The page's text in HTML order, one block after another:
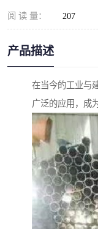
阅 读 量： 207
产品描述
在当今的工业与
广泛的应用，成